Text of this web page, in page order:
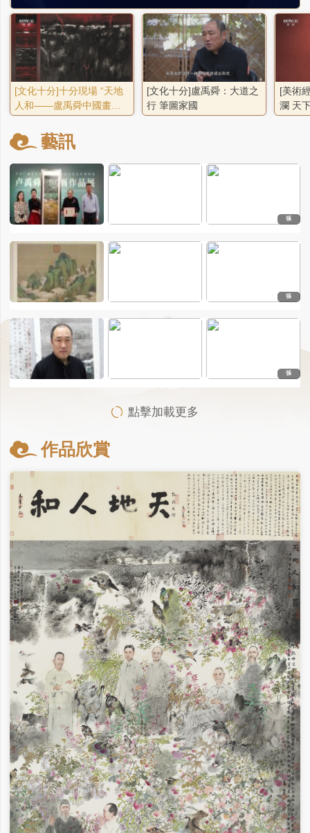
[文化十分]十分現場 “天地
人和——盧禹舜中國畫作
[文化十分]盧禹舜：大道之
行 筆圖家國
[美術
瀾 天
藝訊
張
張
張
點擊加載更多
作品欣賞